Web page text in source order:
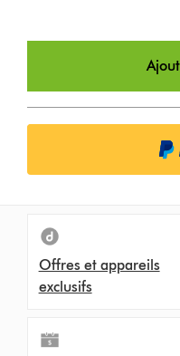
Offres et appareils
exclusifs